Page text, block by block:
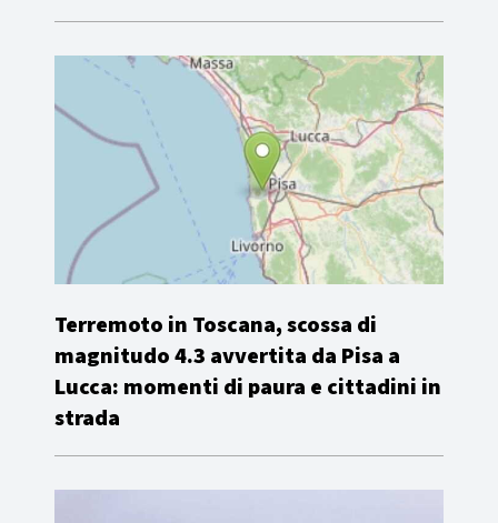
Terremoto in Toscana, scossa di
magnitudo 4.3 avvertita da Pisa a
Lucca: momenti di paura e cittadini in
strada